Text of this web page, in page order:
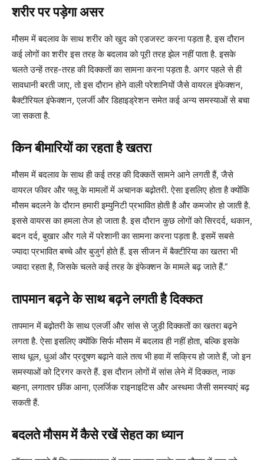
शरीर पर पड़ेगा असर
मौसम में बदलाव के साथ शरीर को खुद को एडजस्ट करना पड़ता है. इस दौरान
कई लोगों का शरीर इस तरह के बदलाव को पूरी तरह झेल नहीं पाता है. इसके
चलते उन्हें तरह-तरह की दिक्कतों का सामना करना पड़ता है. अगर पहले से ही
सावधानी बरती जाए, तो इस दौरान होने वाली परेशानियों जैसे वायरल इंफेक्शन,
बैक्टीरियल इंफेक्शन, एलर्जी और डिहाइड्रेशन समेत कई अन्य समस्याओं से बचा
जा सकता है.
किन बीमारियों का रहता है खतरा
मौसम में बदलाव के साथ ही कई तरह की दिक्कतें सामने आने लगती हैं, जैसे
वायरल फीवर और फ्लू के मामलों में अचानक बढ़ोतरी. ऐसा इसलिए होता है क्योंकि
मौसम बदलने के दौरान हमारी इम्युनिटी प्रभावित होती है और कमजोर हो जाती है.
इससे वायरस का हमला तेज हो जाता है. इस दौरान कुछ लोगों को सिरदर्द, थकान,
बदन दर्द, बुखार और गले में परेशानी का सामना करना पड़ता है. इसमें सबसे
ज्यादा प्रभावित बच्चे और बुजुर्ग होते हैं. इस सीजन में बैक्टीरिया का खतरा भी
ज्यादा रहता है, जिसके चलते कई तरह के इंफेक्शन के मामले बढ़ जाते हैं.”
तापमान बढ़ने के साथ बढ़ने लगती है दिक्कत
तापमान में बढ़ोतरी के साथ एलर्जी और सांस से जुड़ी दिक्कतों का खतरा बढ़ने
लगता है. ऐसा इसलिए क्योंकि सिर्फ मौसम में बदलाव ही नहीं होता, बल्कि इसके
साथ धूल, धुआं और प्रदूषण बढ़ाने वाले तत्व भी हवा में सक्रिय हो जाते हैं, जो इन
समस्याओं को ट्रिगर करते हैं. इस दौरान लोगों में सांस लेने में दिक्कत, नाक
बहना, लगातार छींक आना, एलर्जिक राइनाइटिस और अस्थमा जैसी समस्याएं बढ़
सकती हैं.
बदलते मौसम में कैसे रखें सेहत का ध्यान